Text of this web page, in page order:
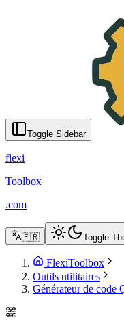
Générateur de code QR -
Toggle Sidebar
flexi
Toolbox
.com
🇫🇷 Toggle
FlexiToolbox
Outils utilitaires
Générateur de code